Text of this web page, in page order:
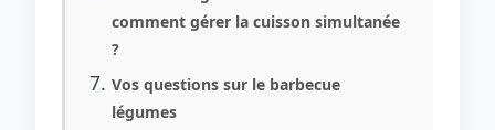
comment gérer la cuisson simultanée
?
Vos questions sur le barbecue
légumes